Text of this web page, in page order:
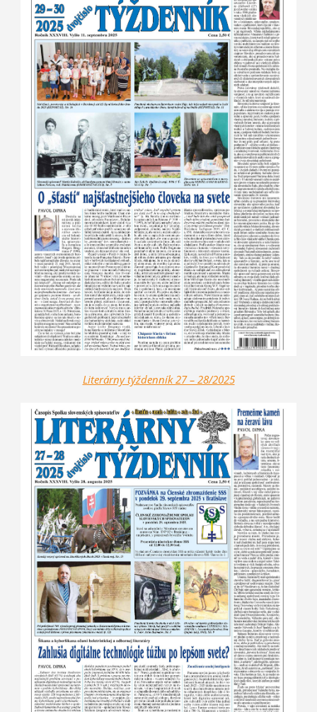
Literárny týždenník 27 – 28/2025